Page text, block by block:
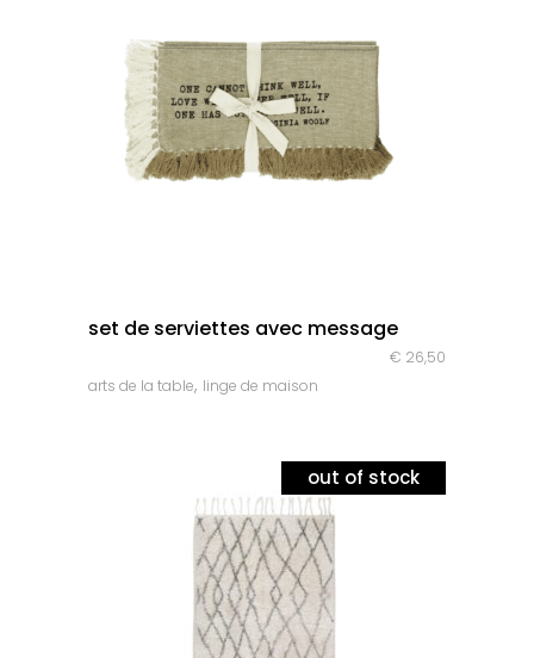
set de serviettes avec message
€ 26,50
arts de la table, linge de maison
out of stock